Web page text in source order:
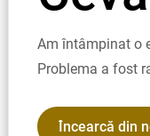
Am întâmpinat o
Problema a fost
Încearcă din